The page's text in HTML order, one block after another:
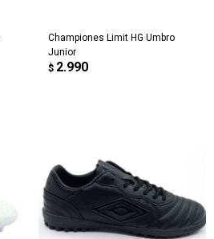
Championes Limit HG Umbro
Junior
$ 2.990